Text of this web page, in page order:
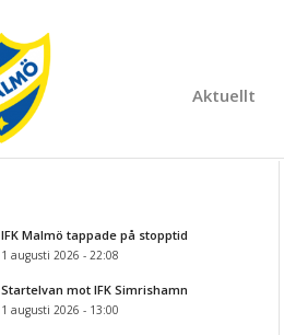
Aktuellt
IFK Malmö tappade på stopptid
1 augusti 2026 - 22:08
Startelvan mot IFK Simrishamn
1 augusti 2026 - 13:00